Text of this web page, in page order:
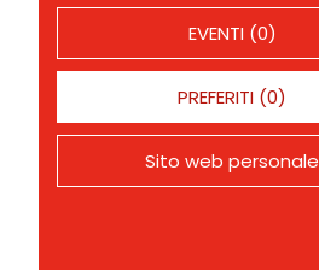
EVENTI (0)
PREFERITI (0)
Sito web personale